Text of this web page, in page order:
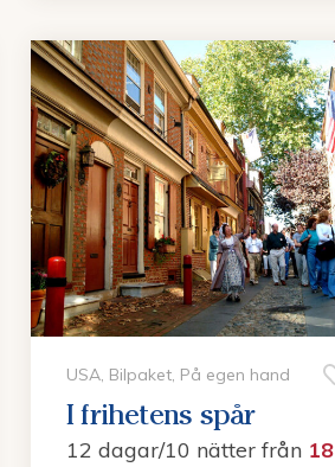
USA, Bilpaket, På egen hand
I frihetens spår
12 dagar/10 nätter från 18